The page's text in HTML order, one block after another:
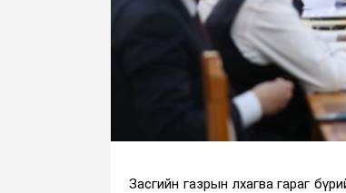
Засгийн газрын лхагва гараг